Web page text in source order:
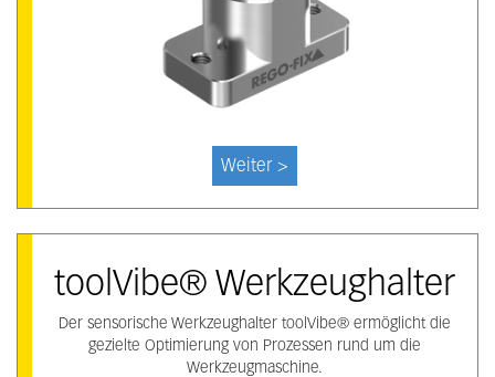
Weiter >
toolVibe® Werkzeughalter
Der sensorische Werkzeughalter toolVibe® ermöglicht die
gezielte Optimierung von Prozessen rund um die
Werkzeugmaschine.